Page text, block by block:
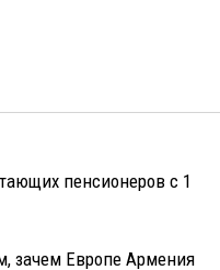
пенсионеров с 1
зачем Европе Армения